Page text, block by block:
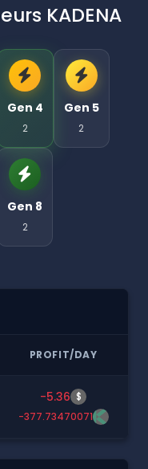
KADENA
Gen 4
2
Gen 5
2
Gen 8
2
PROFIT/DAY
-5.36 $
-377.73470071